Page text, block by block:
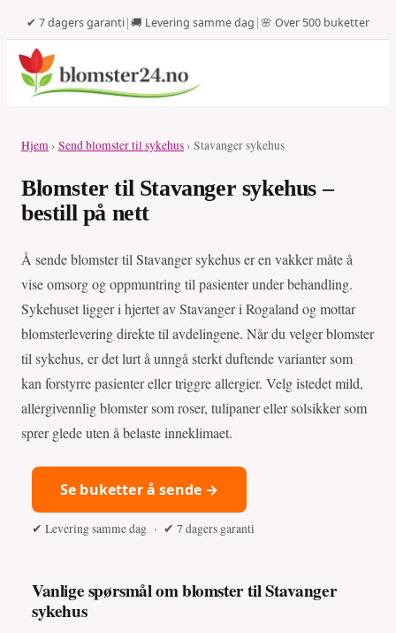
✔ 7 dagers garanti|🚚 Levering samme dag |🌸 Over 500 buketter
Hjem› Send blomster til sykehus› Stavanger sykehus
Blomster til Stavanger sykehus –
bestill på nett
Å sende blomster til Stavanger sykehus er en vakker måte å
vise omsorg og oppmuntring til pasienter under behandling.
Sykehuset ligger i hjertet av Stavanger i Rogaland og mottar
blomsterlevering direkte til avdelingene. Når du velger blomster
til sykehus, er det lurt å unngå sterkt duftende varianter som
kan forstyrre pasienter eller triggre allergier. Velg istedet mild,
allergivennlig blomster som roser, tulipaner eller solsikker som
sprer glede uten å belaste inneklimaet.
Se buketter å sende →
✔ Levering samme dag · ✔ 7 dagers garanti
Vanlige spørsmål om blomster til Stavanger
sykehus